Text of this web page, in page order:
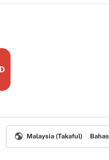
Malaysia (Takaful)